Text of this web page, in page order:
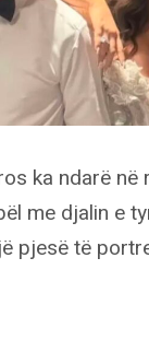
ka ndarë
me djalin e
pjesë të